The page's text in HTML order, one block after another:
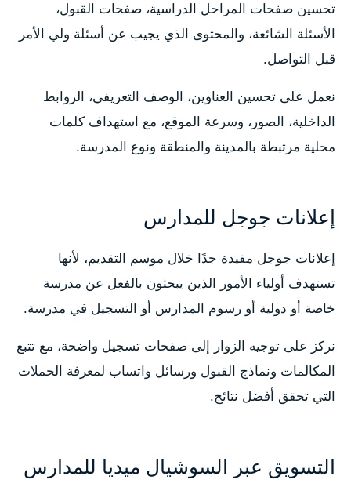
تحسين صفحات المراحل الدراسية، صفحات القبول،
الأسئلة الشائعة، والمحتوى الذي يجيب عن أسئلة ولي الأمر
قبل التواصل.
نعمل على تحسين العناوين، الوصف التعريفي، الروابط
الداخلية، الصور، وسرعة الموقع، مع استهداف كلمات
محلية مرتبطة بالمدينة والمنطقة ونوع المدرسة.
إعلانات جوجل للمدارس
إعلانات جوجل مفيدة جدًا خلال موسم التقديم، لأنها
تستهدف أولياء الأمور الذين يبحثون بالفعل عن مدرسة
خاصة أو دولية أو رسوم المدارس أو التسجيل في مدرسة.
نركز على توجيه الزوار إلى صفحات تسجيل واضحة، مع تتبع
المكالمات ونماذج القبول ورسائل واتساب لمعرفة الحملات
التي تحقق أفضل نتائج.
التسويق عبر السوشيال ميديا للمدارس